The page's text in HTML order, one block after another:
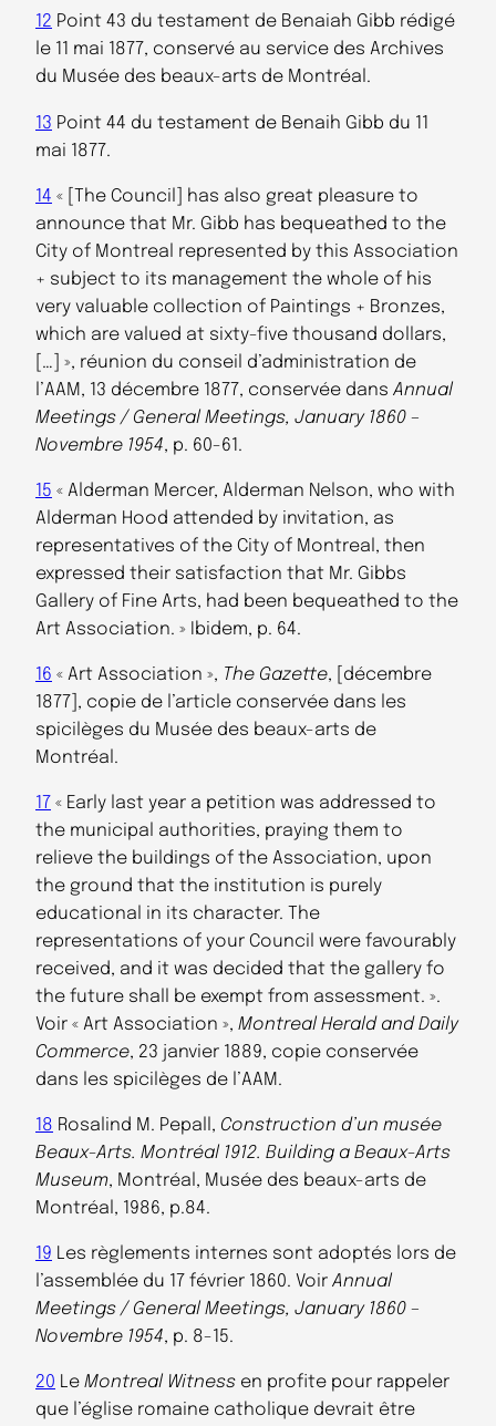
12 Point 43 du testament de Benaiah Gibb rédigé
le 11 mai 1877, conservé au service des Archives
du Musée des beaux-arts de Montréal.
13 Point 44 du testament de Benaih Gibb du 11
mai 1877.
14 « [The Council] has also great pleasure to
announce that Mr. Gibb has bequeathed to the
City of Montreal represented by this Association
+ subject to its management the whole of his
very valuable collection of Paintings + Bronzes,
which are valued at sixty-five thousand dollars,
[…] », réunion du conseil d’administration de
l’AAM, 13 décembre 1877, conservée dans Annual
Meetings / General Meetings, January 1860 –
Novembre 1954, p. 60-61.
15 « Alderman Mercer, Alderman Nelson, who with
Alderman Hood attended by invitation, as
representatives of the City of Montreal, then
expressed their satisfaction that Mr. Gibbs
Gallery of Fine Arts, had been bequeathed to the
Art Association. » Ibidem, p. 64.
16 « Art Association », The Gazette, [décembre
1877], copie de l’article conservée dans les
spicilèges du Musée des beaux-arts de
Montréal.
17 « Early last year a petition was addressed to
the municipal authorities, praying them to
relieve the buildings of the Association, upon
the ground that the institution is purely
educational in its character. The
representations of your Council were favourably
received, and it was decided that the gallery fo
the future shall be exempt from assessment. ».
Voir « Art Association », Montreal Herald and Daily
Commerce, 23 janvier 1889, copie conservée
dans les spicilèges de l’AAM.
18 Rosalind M. Pepall, Construction d’un musée
Beaux-Arts. Montréal 1912. Building a Beaux-Arts
Museum, Montréal, Musée des beaux-arts de
Montréal, 1986, p.84.
19 Les règlements internes sont adoptés lors de
l’assemblée du 17 février 1860. Voir Annual
Meetings / General Meetings, January 1860 –
Novembre 1954, p. 8-15.
20 Le Montreal Witness en profite pour rappeler
que l’église romaine catholique devrait être